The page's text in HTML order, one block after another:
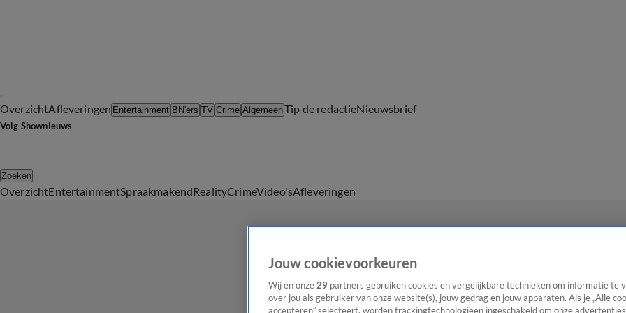
OverzichtAfleveringen Entertainment BN'ers TV Crime AlgemeenTip de redactieNieuwsbrief
Volg Shownieuws
Zoeken
OverzichtEntertainmentSpraakmakendRealityCrimeVideo'sAfleveringen
Jouw cookievoorkeuren
Wij en onze 29 partners gebruiken cookies en vergelijkbare technieken om informatie te
over jou als gebruiker van onze website(s), jouw gedrag en jouw apparaten. Als je „Alle
accepteren” selecteert, worden trackingtechnologieën ingeschakeld om onze